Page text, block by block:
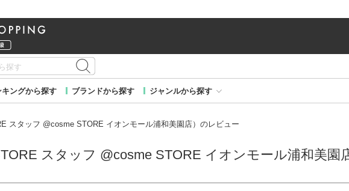
キングから探す ブランドから探す ジャンルから探す
スタッフ @cosme STORE イオンモール浦和美園店）のレビュー
スタッフ @cosme STORE イオンモール浦和美園